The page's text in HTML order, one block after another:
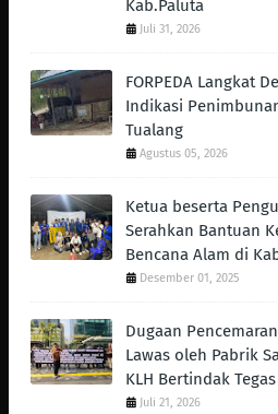
Kab.Paluta
Juli 31, 2026
FORPEDA Langkat
Indikasi
Tualang
Agustus 05, 2026
Ketua beserta
Serahkan Bantuan
Bencana Alam di
Desember 01, 2025
Dugaan
Lawas oleh Pabrik
KLH Bertindak Tegas ‎
Juli 21, 2026